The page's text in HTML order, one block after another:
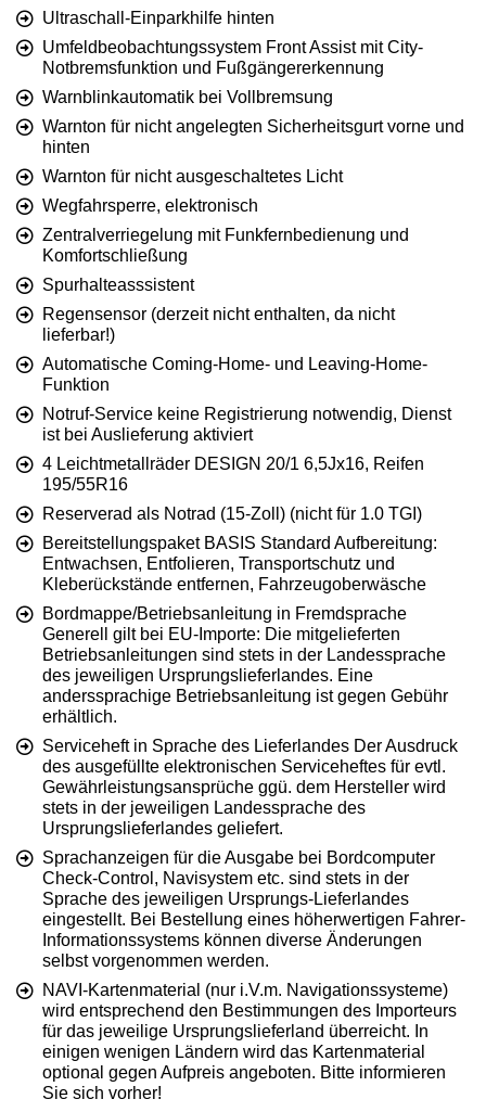
Ultraschall-Einparkhilfe hinten
Umfeldbeobachtungssystem Front Assist mit City-
Notbremsfunktion und Fußgängererkennung
Warnblinkautomatik bei Vollbremsung
Warnton für nicht angelegten Sicherheitsgurt vorne und
hinten
Warnton für nicht ausgeschaltetes Licht
Wegfahrsperre, elektronisch
Zentralverriegelung mit Funkfernbedienung und
Komfortschließung
Spurhalteasssistent
Regensensor (derzeit nicht enthalten, da nicht
lieferbar!)
Automatische Coming-Home- und Leaving-Home-
Funktion
Notruf-Service keine Registrierung notwendig, Dienst
ist bei Auslieferung aktiviert
4 Leichtmetallräder DESIGN 20/1 6,5Jx16, Reifen
195/55R16
Reserverad als Notrad (15-Zoll) (nicht für 1.0 TGI)
Bereitstellungspaket BASIS Standard Aufbereitung:
Entwachsen, Entfolieren, Transportschutz und
Kleberückstände entfernen, Fahrzeugoberwäsche
Bordmappe/Betriebsanleitung in Fremdsprache
Generell gilt bei EU-Importe: Die mitgelieferten
Betriebsanleitungen sind stets in der Landessprache
des jeweiligen Ursprungslieferlandes. Eine
anderssprachige Betriebsanleitung ist gegen Gebühr
erhältlich.
Serviceheft in Sprache des Lieferlandes Der Ausdruck
des ausgefüllte elektronischen Serviceheftes für evtl.
Gewährleistungsansprüche ggü. dem Hersteller wird
stets in der jeweiligen Landessprache des
Ursprungslieferlandes geliefert.
Sprachanzeigen für die Ausgabe bei Bordcomputer
Check-Control, Navisystem etc. sind stets in der
Sprache des jeweiligen Ursprungs-Lieferlandes
eingestellt. Bei Bestellung eines höherwertigen Fahrer-
Informationssystems können diverse Änderungen
selbst vorgenommen werden.
NAVI-Kartenmaterial (nur i.V.m. Navigationssysteme)
wird entsprechend den Bestimmungen des Importeurs
für das jeweilige Ursprungslieferland überreicht. In
einigen wenigen Ländern wird das Kartenmaterial
optional gegen Aufpreis angeboten. Bitte informieren
Sie sich vorher!